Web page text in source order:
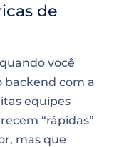
de
você
backend com a
equipes
“rápidas”
mas que